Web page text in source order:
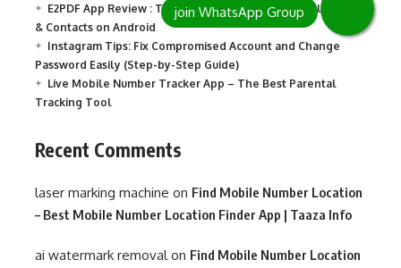
E2PDF App Review : The Fastest Way to Backup Calls, SMS
& Contacts on Android
Instagram Tips: Fix Compromised Account and Change
Password Easily (Step-by-Step Guide)
Live Mobile Number Tracker App – The Best Parental
Tracking Tool
Recent Comments
laser marking machine on Find Mobile Number Location
– Best Mobile Number Location Finder App | Taaza Info
ai watermark removalon Find Mobile Number Location